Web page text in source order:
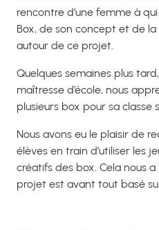
rencontre d’une femme à
Box, de son concept et de
autour de ce projet.
Quelques semaines plus
maîtresse d’école, nous
plusieurs box pour sa classe
Nous avons eu le plaisir de
élèves en train d’utiliser les
créatifs des box. Cela nous
projet est avant tout basé